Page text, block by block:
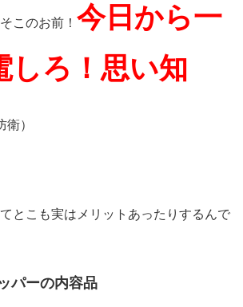
このお前！ 今日から一
しろ！思い知
衛）
とこも実はメリットあったりするんで
パーの内容品